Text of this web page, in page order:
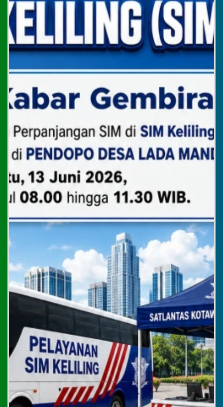
WISATA DESA
Menu Utama
Profil Desa
Potensi Desa
Pemerintahan
Data Statistik
Status Desa
Regulasi
Peta
Desa : Lada Mandala Jaya
Kecamatan
: Pangkalan Lada
Kabupaten
: Kotawaringin Barat
Provinsi
: Kalimantan Tengah
Kode Desa
: 6201052003
WISATA DESA
Tidak Ada di Kantor
ANA SAVITRI
STAF KESRA
Tidak Ada di Kantor
MOH HAERUL FATKHAN,SE
STAF KEUANGAN
RIYANTO
STAF UMUM